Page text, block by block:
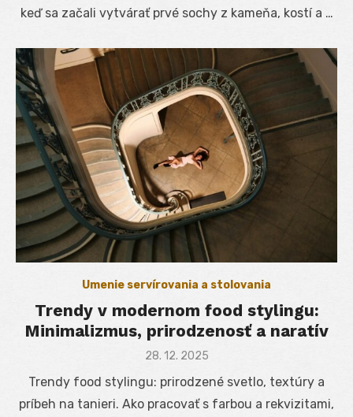
keď sa začali vytvárať prvé sochy z kameňa, kostí a …
Umenie servírovania a stolovania
Trendy v modernom food stylingu:
Minimalizmus, prirodzenosť a naratív
Posted
28. 12. 2025
Trendy food stylingu: prirodzené svetlo, textúry a
príbeh na tanieri. Ako pracovať s farbou a rekvizitami,